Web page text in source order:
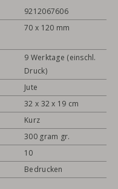
9212067606
70 x 120 mm
9 Werktage (einschl.
Druck)
Jute
32 x 32 x 19 cm
Kurz
300 gram gr.
10
Bedrucken